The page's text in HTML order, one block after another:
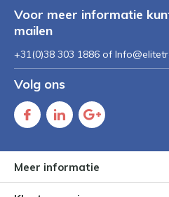
Voor meer informatie
mailen
+31(0)38 303 1886 of
Volg ons
Meer informatie